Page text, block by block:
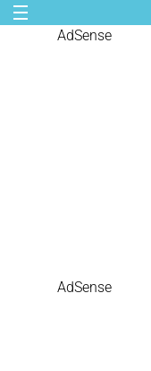
AdSense
AdSense